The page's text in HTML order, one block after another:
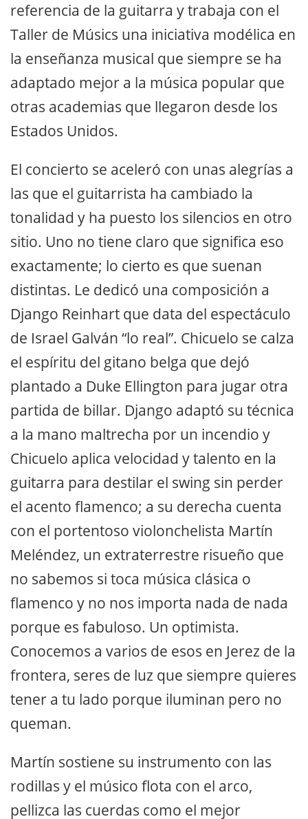
referencia de la guitarra y trabaja con el
Taller de Músics una iniciativa modélica en
la enseñanza musical que siempre se ha
adaptado mejor a la música popular que
otras academias que llegaron desde los
Estados Unidos.
El concierto se aceleró con unas alegrías a
las que el guitarrista ha cambiado la
tonalidad y ha puesto los silencios en otro
sitio. Uno no tiene claro que significa eso
exactamente; lo cierto es que suenan
distintas. Le dedicó una composición a
Django Reinhart que data del espectáculo
de Israel Galván “lo real”. Chicuelo se calza
el espíritu del gitano belga que dejó
plantado a Duke Ellington para jugar otra
partida de billar. Django adaptó su técnica
a la mano maltrecha por un incendio y
Chicuelo aplica velocidad y talento en la
guitarra para destilar el swing sin perder
el acento flamenco; a su derecha cuenta
con el portentoso violonchelista Martín
Meléndez, un extraterrestre risueño que
no sabemos si toca música clásica o
flamenco y no nos importa nada de nada
porque es fabuloso. Un optimista.
Conocemos a varios de esos en Jerez de la
frontera, seres de luz que siempre quieres
tener a tu lado porque iluminan pero no
queman.
Martín sostiene su instrumento con las
rodillas y el músico flota con el arco,
pellizca las cuerdas como el mejor